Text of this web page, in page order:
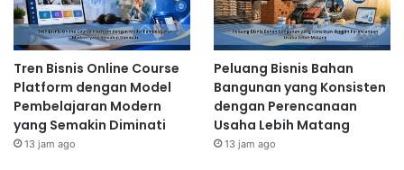
Tren Bisnis Online Course
Platform dengan Model
Pembelajaran Modern
yang Semakin Diminati
13 jam ago
Peluang Bisnis Bahan
Bangunan yang Konsisten
dengan Perencanaan
Usaha Lebih Matang
13 jam ago